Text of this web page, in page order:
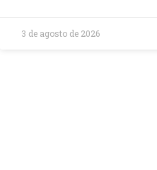
3 de agosto de 2026